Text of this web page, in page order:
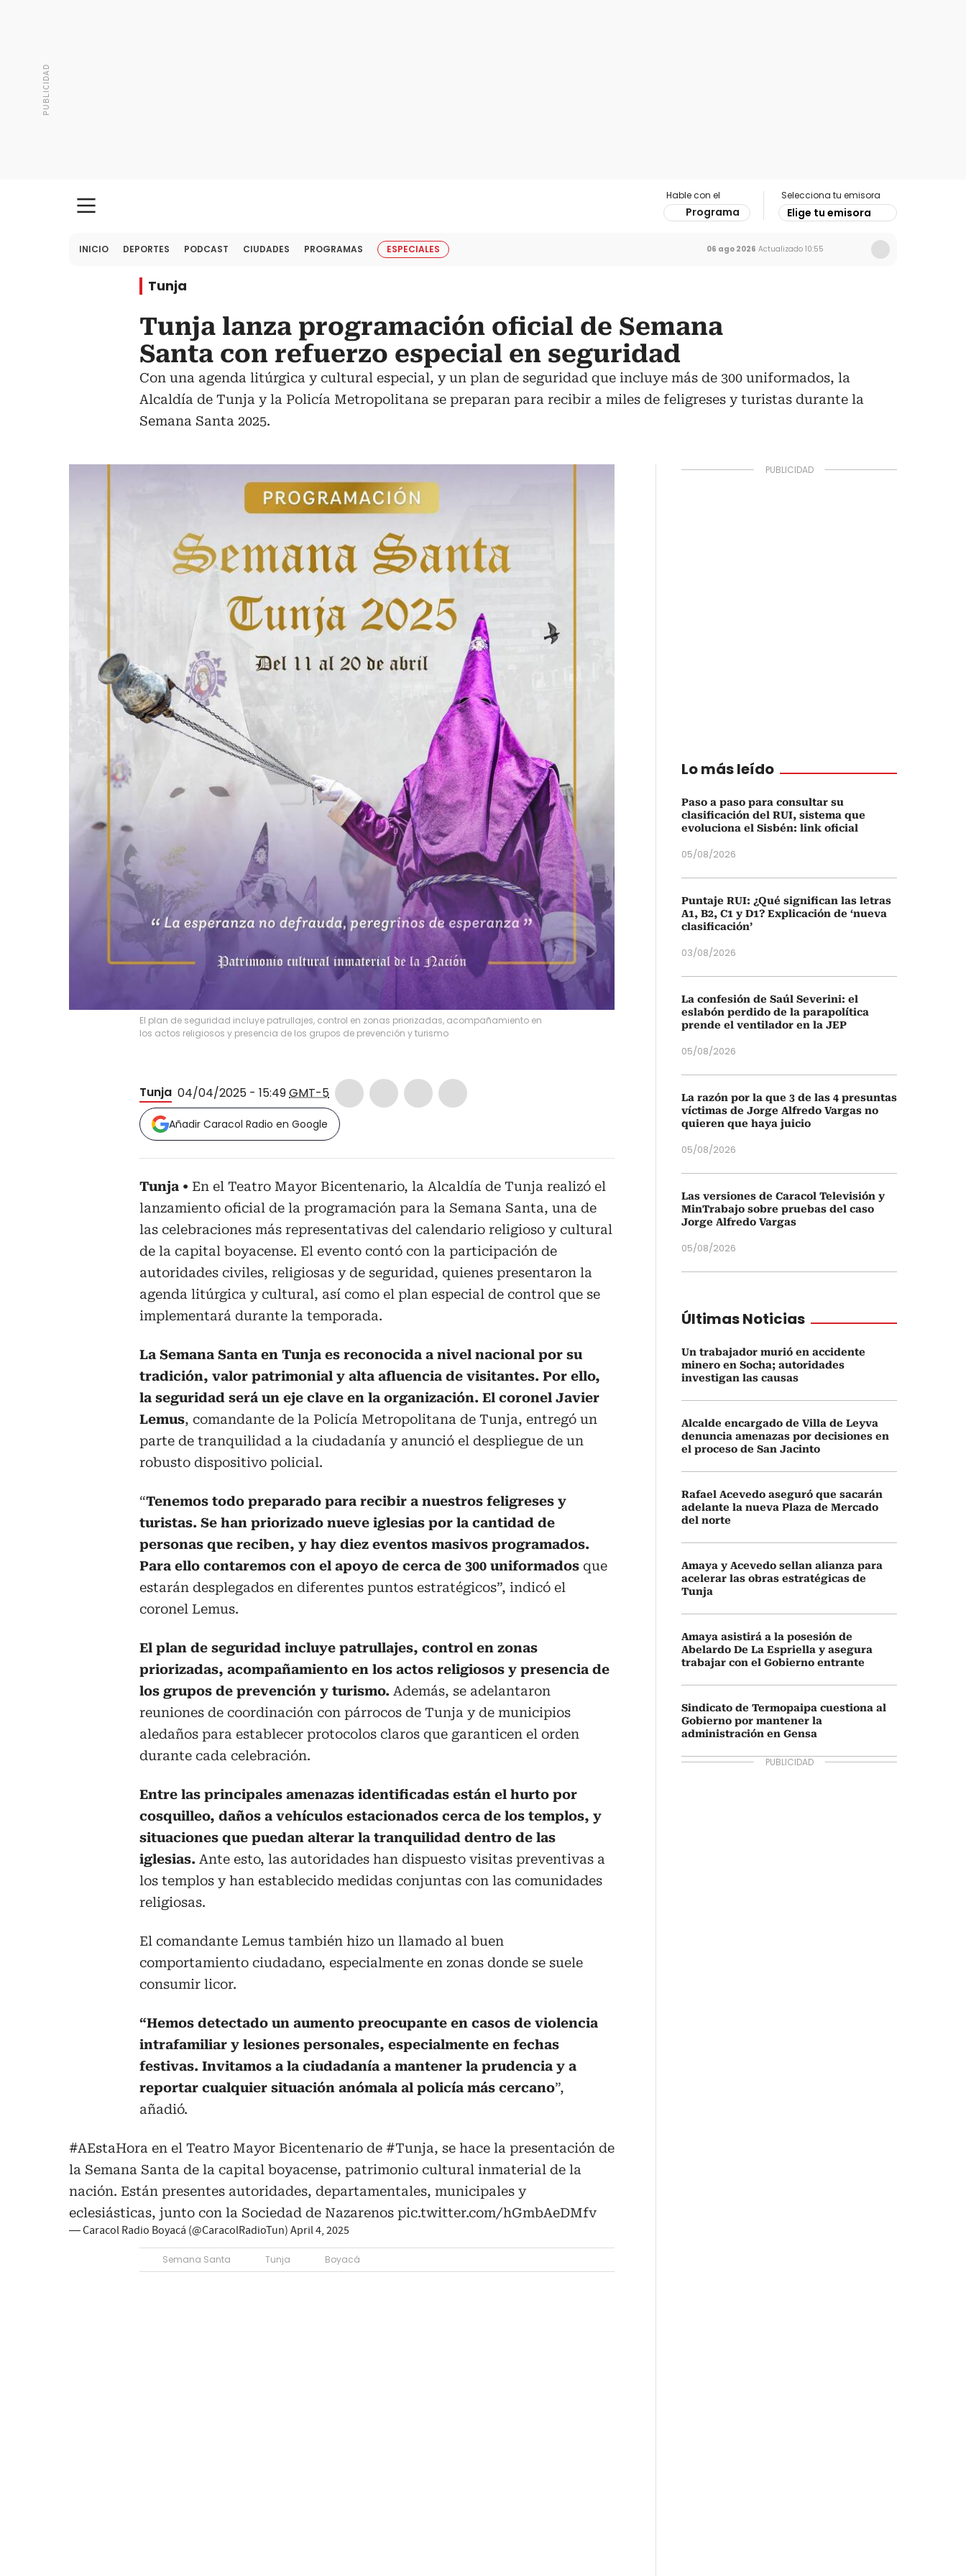
Hable con el
Programa
Selecciona tu emisora
Elige tu emisora
INICIO DEPORTES PODCAST CIUDADES PROGRAMAS ESPECIALES 06 ago 2026 Actualizado 10:55
Tunja
Tunja lanza programación oficial de Semana
Santa con refuerzo especial en seguridad
Con una agenda litúrgica y cultural especial, y un plan de seguridad que incluye más de 300 uniformados, la
Alcaldía de Tunja y la Policía Metropolitana se preparan para recibir a miles de feligreses y turistas durante la
Semana Santa 2025.
El plan de seguridad incluye patrullajes, control en zonas priorizadas, acompañamiento en
los actos religiosos y presencia de los grupos de prevención y turismo
Tunja 04/04/2025 - 15:49GMT-5
Añadir Caracol Radio en Google
Tunja
En el Teatro Mayor Bicentenario, la Alcaldía de Tunja realizó el
lanzamiento oficial de la programación para la Semana Santa, una de
las celebraciones más representativas del calendario religioso y cultural
de la capital boyacense. El evento contó con la participación de
autoridades civiles, religiosas y de seguridad, quienes presentaron la
agenda litúrgica y cultural, así como el plan especial de control que se
implementará durante la temporada.
La Semana Santa en Tunja es reconocida a nivel nacional por su
tradición, valor patrimonial y alta afluencia de visitantes. Por ello,
la seguridad será un eje clave en la organización. El coronel Javier
Lemus, comandante de la Policía Metropolitana de Tunja, entregó un
parte de tranquilidad a la ciudadanía y anunció el despliegue de un
robusto dispositivo policial.
“Tenemos todo preparado para recibir a nuestros feligreses y
turistas. Se han priorizado nueve iglesias por la cantidad de
personas que reciben, y hay diez eventos masivos programados.
Para ello contaremos con el apoyo de cerca de 300 uniformados que
estarán desplegados en diferentes puntos estratégicos”, indicó el
coronel Lemus.
El plan de seguridad incluye patrullajes, control en zonas
priorizadas, acompañamiento en los actos religiosos y presencia de
los grupos de prevención y turismo. Además, se adelantaron
reuniones de coordinación con párrocos de Tunja y de municipios
aledaños para establecer protocolos claros que garanticen el orden
durante cada celebración.
Entre las principales amenazas identificadas están el hurto por
cosquilleo, daños a vehículos estacionados cerca de los templos, y
situaciones que puedan alterar la tranquilidad dentro de las
iglesias. Ante esto, las autoridades han dispuesto visitas preventivas a
los templos y han establecido medidas conjuntas con las comunidades
religiosas.
El comandante Lemus también hizo un llamado al buen
comportamiento ciudadano, especialmente en zonas donde se suele
consumir licor.
“Hemos detectado un aumento preocupante en casos de violencia
intrafamiliar y lesiones personales, especialmente en fechas
festivas. Invitamos a la ciudadanía a mantener la prudencia y a
reportar cualquier situación anómala al policía más cercano”,
añadió.
#AEstaHora en el Teatro Mayor Bicentenario de #Tunja, se hace la presentación de
la Semana Santa de la capital boyacense, patrimonio cultural inmaterial de la
nación. Están presentes autoridades, departamentales, municipales y
eclesiásticas, junto con la Sociedad de Nazarenos pic.twitter.com/hGmbAeDMfv
— Caracol Radio Boyacá (@CaracolRadioTun) April 4, 2025
Semana Santa Tunja Boyacá
Lo más leído
Paso a paso para consultar su
clasificación del RUI, sistema que
evoluciona el Sisbén: link oficial
05/08/2026
Puntaje RUI: ¿Qué significan las letras
A1, B2, C1 y D1? Explicación de ‘nueva
clasificación’
03/08/2026
La confesión de Saúl Severini: el
eslabón perdido de la parapolítica
prende el ventilador en la JEP
05/08/2026
La razón por la que 3 de las 4 presuntas
víctimas de Jorge Alfredo Vargas no
quieren que haya juicio
05/08/2026
Las versiones de Caracol Televisión y
MinTrabajo sobre pruebas del caso
Jorge Alfredo Vargas
05/08/2026
Últimas Noticias
Un trabajador murió en accidente
minero en Socha; autoridades
investigan las causas
Alcalde encargado de Villa de Leyva
denuncia amenazas por decisiones en
el proceso de San Jacinto
Rafael Acevedo aseguró que sacarán
adelante la nueva Plaza de Mercado
del norte
Amaya y Acevedo sellan alianza para
acelerar las obras estratégicas de
Tunja
Amaya asistirá a la posesión de
Abelardo De La Espriella y asegura
trabajar con el Gobierno entrante
Sindicato de Termopaipa cuestiona al
Gobierno por mantener la
administración en Gensa